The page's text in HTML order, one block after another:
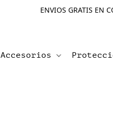
ENVIOS GRATIS EN
Accesorios